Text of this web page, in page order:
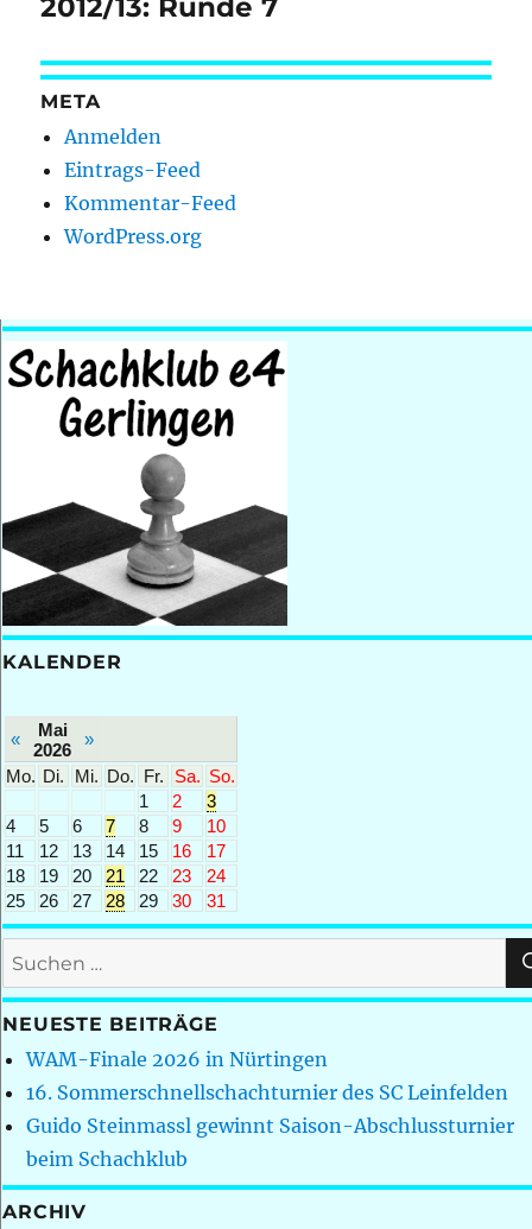
2012/13: Runde 7
META
Anmelden
Eintrags-Feed
Kommentar-Feed
WordPress.org
KALENDER
«
Mai
2026
»
Mo. Di. Mi. Do. Fr. Sa. So.
1
2
3
4
5 6 7 8 9
10
11
12 13 14 15 16
17
18
19 20 21 22 23
24
25
26 27 28 29 30 31
Suchen
nach:
NEUESTE BEITRÄGE
WAM-Finale 2026 in Nürtingen
16. Sommerschnellschachturnier des SC Leinfelden
Guido Steinmassl gewinnt Saison-Abschlussturnier
beim Schachklub
ARCHIV